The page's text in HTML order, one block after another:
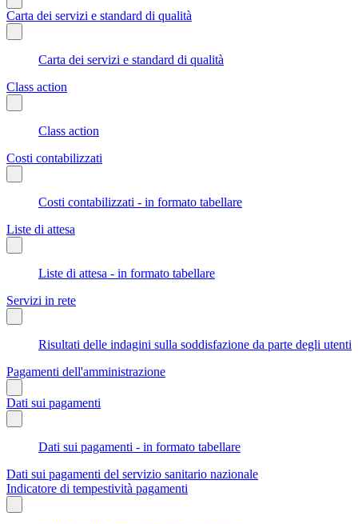
Carta dei servizi e standard di qualità
Carta dei servizi e standard di qualità
Class action
Class action
Costi contabilizzati
Costi contabilizzati - in formato tabellare
Liste di attesa
Liste di attesa - in formato tabellare
Servizi in rete
Risultati delle indagini sulla soddisfazione da parte degli utenti
Pagamenti dell'amministrazione
Dati sui pagamenti
Dati sui pagamenti - in formato tabellare
Dati sui pagamenti del servizio sanitario nazionale
Indicatore di tempestività pagamenti